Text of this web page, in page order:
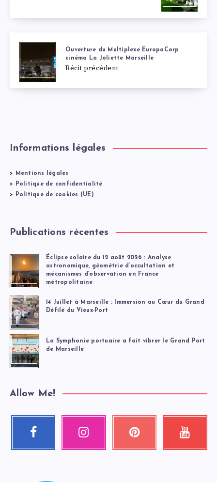
Ouverture du Multiplexe EuropaCorp
cinéma La Joliette Marseille
Récit précédent
Informations légales
>
Mentions légales
>
Politique de confidentialité
>
Politique de cookies (UE)
Publications récentes
Éclipse solaire du 12 août 2026 : Analyse
astronomique, géométrie d’occultation et
mécanismes d’observation en France
métropolitaine
14 Juillet à Marseille : Immersion au Cœur du Grand
Défilé du Vieux-Port
La Symphonie portuaire a fait vibrer le Grand Port
de Marseille
Allow Me!
Facebook Instagram Pinterest
Épinglez
Youtube
Regardez